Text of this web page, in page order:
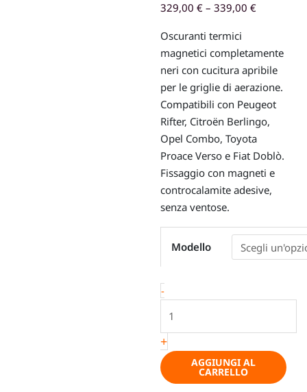
329,00 € – 339,00 €
Oscuranti termici
magnetici completamente
neri con cucitura apribile
per le griglie di aerazione.
Compatibili con Peugeot
Rifter, Citroën Berlingo,
Opel Combo, Toyota
Proace Verso e Fiat Doblò.
Fissaggio con magneti e
controcalamite adesive,
senza ventose.
Modello
-
termici
con
cucitura
apribile
per
griglie
+
AGGIUNGI AL
CARRELLO